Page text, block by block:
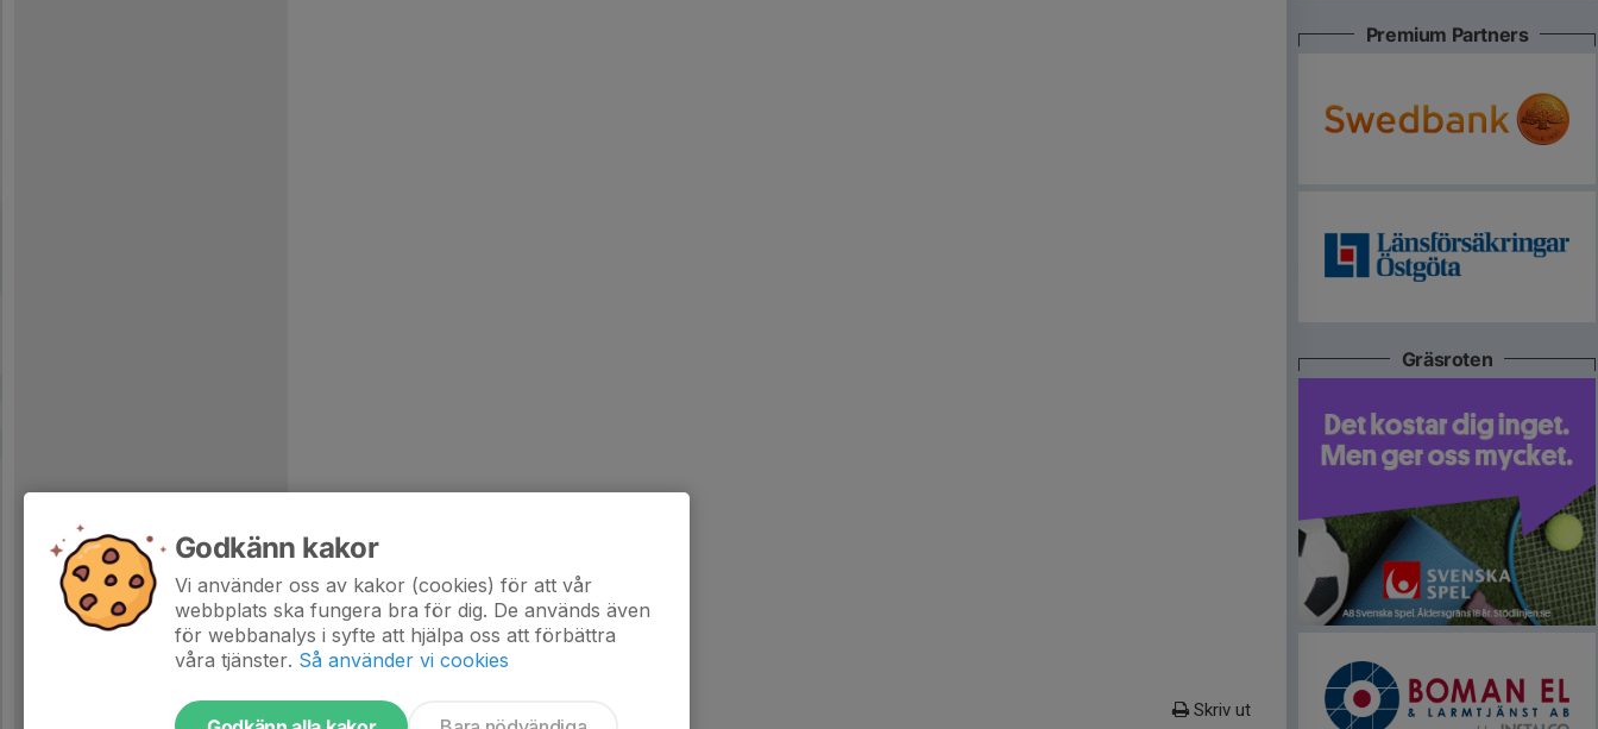
Skriv ut
Premium Partners
Gräsroten
Godkänn kakor
Vi använder oss av kakor (cookies) för att vår
webbplats ska fungera bra för dig. De används även
för webbanalys i syfte att hjälpa oss att förbättra
våra tjänster. Så använder vi cookies